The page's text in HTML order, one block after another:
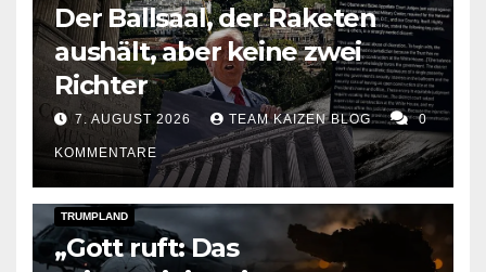
Der Ballsaal, der Raketen
aushält, aber keine zwei
Richter
7. AUGUST 2026 TEAM KAIZEN BLOG 0
KOMMENTARE
KAIZEN FLASHPOINT TOPSTORY
TRUMPLAND
„Gott ruft: Das